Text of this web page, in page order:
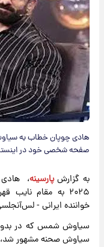
هادی چوپان خطاب به
صفحه شخصی خود در
به گزارشپارسینه، هادی
۲۰۲۵ به مقام
خواننده ایرانی -
سیاوش شمس که در بدو
سیاوش صحنه مشهور